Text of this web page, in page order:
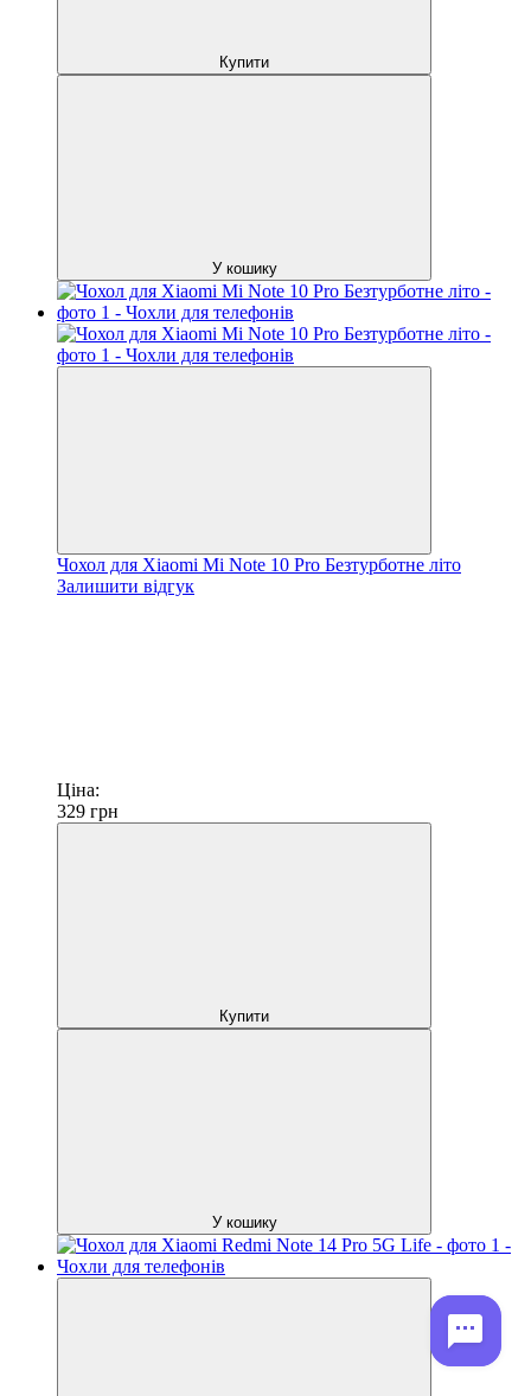
Купити
У кошику
Чохол для Xiaomi Mi Note 10 Pro Безтурботне літо
Залишити відгук
Ціна:
329 грн
Купити
У кошику